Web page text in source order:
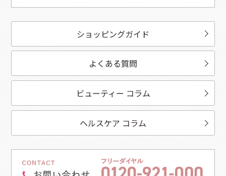
ショッピングガイド
よくある質問
ビューティー コラム
ヘルスケア コラム